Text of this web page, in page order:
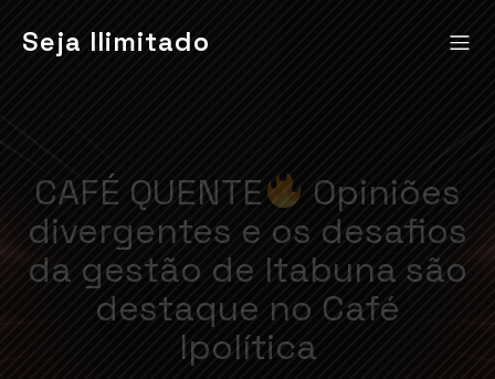
Seja Ilimitado
CAFÉ QUENTE
Opiniões
divergentes e os desafios
da gestão de Itabuna são
destaque no Café
Ipolítica